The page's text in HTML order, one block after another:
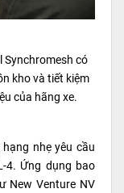
Synchromesh có
kho và tiết kiệm
của hãng xe.
nhẹ yêu cầu
4. Ứng dụng bao
New Venture NV